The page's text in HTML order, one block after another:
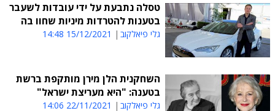
טסלה נתבעת על ידי עובדות לשעבר
בטענות להטרדות מיניות שחוו בה
גלי פיאלקוב 15/12/2021 14:48
השחקנית הלן מירן מותקפת ברשת
בטענה: "היא מעריצת ישראל"
גלי פיאלקוב 22/11/2021 14:06